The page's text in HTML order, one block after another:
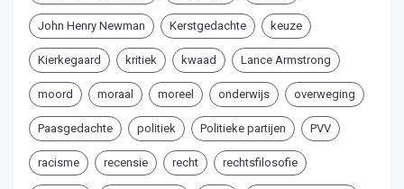
John Henry Newman Kerstgedachte keuze
Kierkegaard kritiek kwaad Lance Armstrong
moord moraal moreel onderwijs overweging
Paasgedachte politiek Politieke partijen PVV
racisme recensie recht rechtsfilosofie